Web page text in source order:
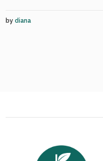
by diana